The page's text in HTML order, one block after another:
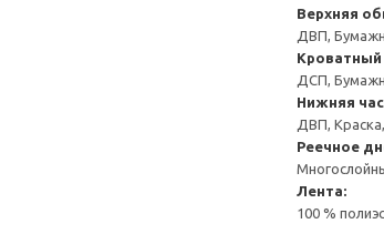
Верхняя
ДВП,
ДСП,
Нижняя
ДВП,
Реечное
Лента:
100 %